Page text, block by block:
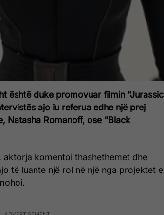
është duke promovuar filmin "Jurassic
ajo iu referua edhe një prej
Natasha Romanoff, ose “Black
aktorja komentoi thashethemet dhe
të luante një rol në një nga projektet e